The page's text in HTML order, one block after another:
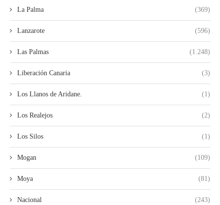
La Palma (369)
Lanzarote (596)
Las Palmas (1.248)
Liberación Canaria (3)
Los Llanos de Aridane. (1)
Los Realejos (2)
Los Silos (1)
Mogan (109)
Moya (81)
Nacional (243)